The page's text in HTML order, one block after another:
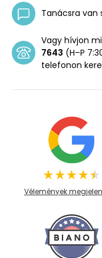
Tanácsra van
Vagy hívjon
7643 (H–P
telefonon
Vélemények